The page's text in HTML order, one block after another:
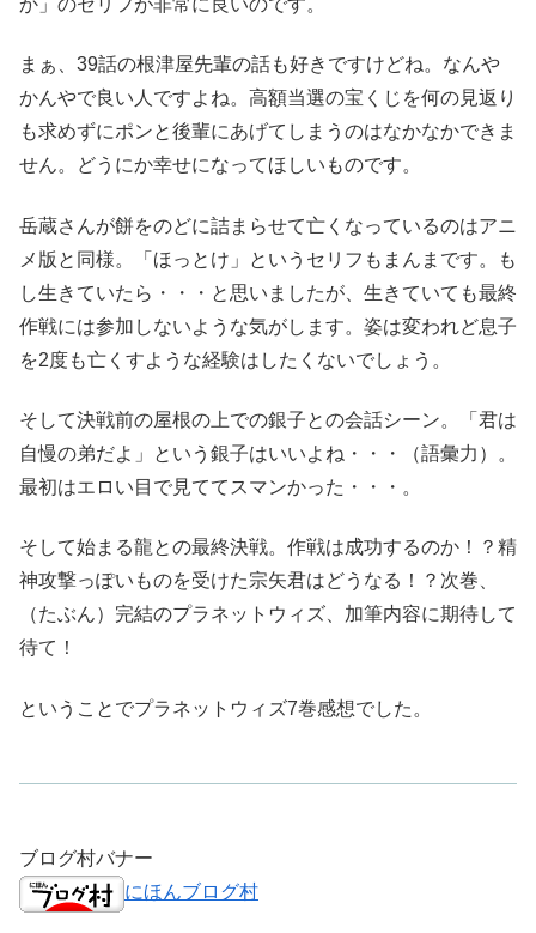
まぁ、39話の根津屋先輩の話も好きですけどね。なんや
かんやで良い人ですよね。高額当選の宝くじを何の見返り
も求めずにポンと後輩にあげてしまうのはなかなかできま
せん。どうにか幸せになってほしいものです。
岳蔵さんが餅をのどに詰まらせて亡くなっているのはアニ
メ版と同様。「ほっとけ」というセリフもまんまです。も
し生きていたら・・・と思いましたが、生きていても最終
作戦には参加しないような気がします。姿は変われど息子
を2度も亡くすような経験はしたくないでしょう。
そして決戦前の屋根の上での銀子との会話シーン。「君は
自慢の弟だよ」という銀子はいいよね・・・（語彙力）。
最初はエロい目で見ててスマンかった・・・。
そして始まる龍との最終決戦。作戦は成功するのか！？精
神攻撃っぽいものを受けた宗矢君はどうなる！？次巻、
（たぶん）完結のプラネットウィズ、加筆内容に期待して
待て！
ということでプラネットウィズ7巻感想でした。
ブログ村バナー
にほんブログ村